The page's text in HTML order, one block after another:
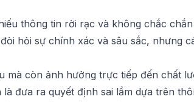
thông tin rời rạc và không chắc
hỏi sự chính xác và sâu sắc, nhưng
mà còn ảnh hưởng trực tiếp đến chất
đưa ra quyết định sai lầm dựa trên